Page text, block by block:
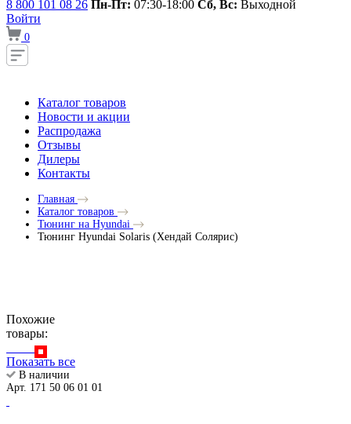
8 800 101 08 26 Пн-Пт: 07:30-18:00 Сб, Вс: Выходной
Войти
0
Каталог товаров
Новости и акции
Распродажа
Отзывы
Дилеры
Контакты
Главная
Каталог товаров
Тюнинг на Hyundai
Тюнинг Hyundai Solaris (Хендай Солярис)
Похожие
товары:
Показать все
В наличии
Арт. 171 50 06 01 01